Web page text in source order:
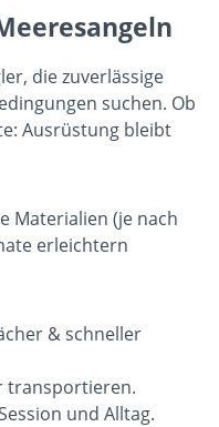
die zuverlässige
suchen. Ob
Ausrüstung bleibt
Materialien (je nach
erleichtern
& schneller
transportieren.
und Alltag.